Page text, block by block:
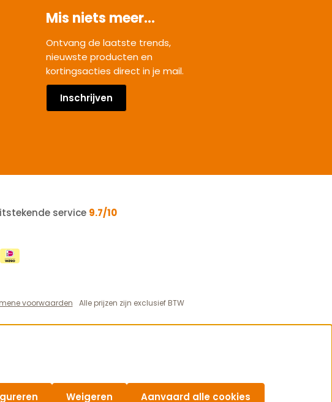
Mis niets meer...
Ontvang de laatste trends,
nieuwste producten en
kortingsacties direct in je mail.
Inschrijven
service 9.7/10
voorwaarden Alle prijzen zijn exclusief BTW
Weigeren Aanvaard alle cookies